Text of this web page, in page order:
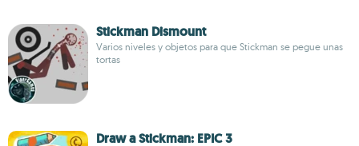
Stickman Dismount
Varios niveles y objetos para que Stickman se pegue unas
tortas
Draw a Stickman: EPIC 3